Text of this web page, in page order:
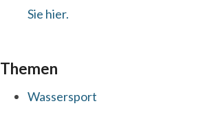
Sie hier.
Themen
Wassersport